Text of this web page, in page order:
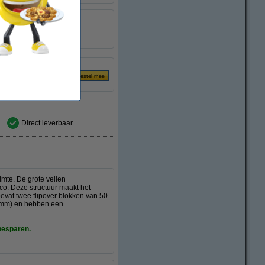
186 - 186 cm
magnetisch
gelakt staal
Direct leverbaar
De grote vellen
Deze structuur maakt het
twee flipover blokken van 50
en hebben een